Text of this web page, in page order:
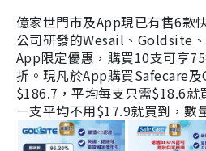
億家世門市及App現已有售6款
公司研發的Wesail、Goldsite
App限定優惠，購買10支可享
折。現凡於App購買Safecare
$186.7，平均每支只需$18.6就
一支平均不用$17.9就買到，數